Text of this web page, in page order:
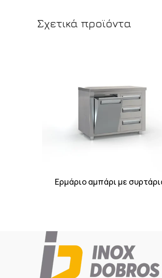
Σχετικά προϊόντα
Ερμάριο αμπάρι με